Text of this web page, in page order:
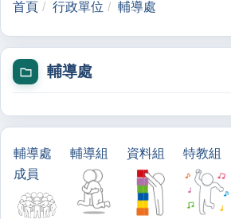
首頁 行政單位 輔導處
輔導處
輔導處
成員
輔導組 資料組 特教組